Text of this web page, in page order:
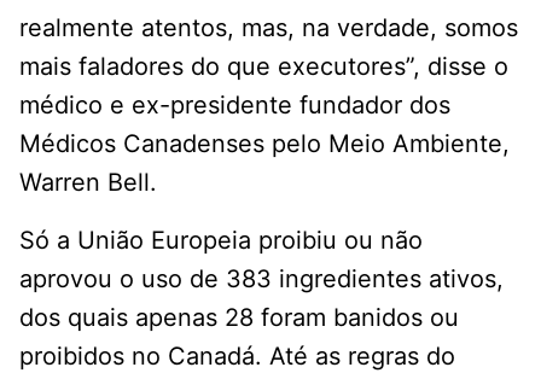
realmente atentos, mas, na verdade, somos
mais faladores do que executores”, disse o
médico e ex-presidente fundador dos
Médicos Canadenses pelo Meio Ambiente,
Warren Bell.
Só a União Europeia proibiu ou não
aprovou o uso de 383 ingredientes ativos,
dos quais apenas 28 foram banidos ou
proibidos no Canadá. Até as regras do